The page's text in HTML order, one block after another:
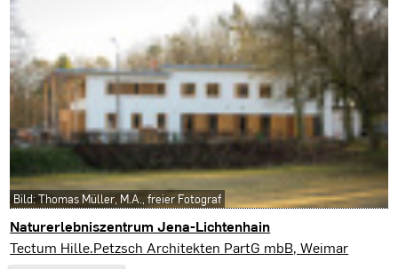
Naturerlebniszentrum Jena-Lichtenhain
Jena
Tectum Hille.Petzsch Architekten PartG mbB, Weimar
Bild: Thomas Müller, M.A., freier Fotograf